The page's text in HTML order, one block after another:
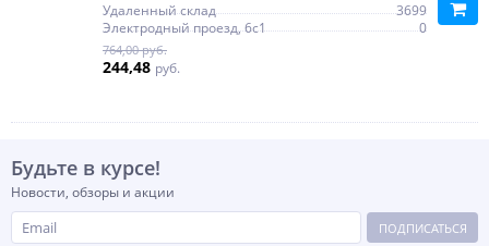
Удаленный склад
3699
Электродный проезд, 6с1
0
764,00 руб.
244,48 руб.
Будьте в курсе!
Новости, обзоры и акции
ПОДПИСАТЬСЯ